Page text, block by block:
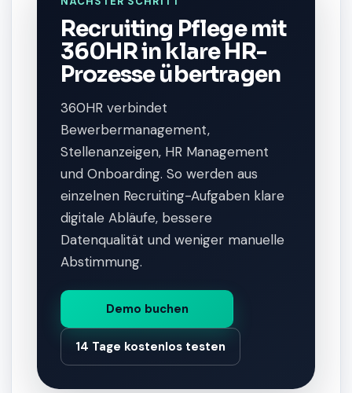
Recruiting Pflege mit
360HR in klare HR-
Prozesse übertragen
360HR verbindet
Bewerbermanagement,
Stellenanzeigen, HR Management
und Onboarding. So werden aus
einzelnen Recruiting-Aufgaben klare
digitale Abläufe, bessere
Datenqualität und weniger manuelle
Abstimmung.
Demo buchen
14 Tage kostenlos testen